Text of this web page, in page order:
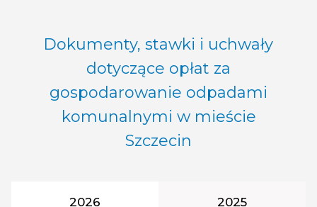
Dokumenty, stawki i uchwały
dotyczące opłat za
gospodarowanie odpadami
komunalnymi w mieście
Szczecin
Rok podatkowy:
2026 Rok podatkowy:
2025